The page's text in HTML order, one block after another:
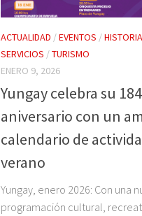
ACTUALIDAD /EVENTOS /HISTORIA
SERVICIOS /TURISMO
ENERO 9, 2026
Yungay celebra su
aniversario con un
calendario de
verano
Yungay, enero 2026: Con una
programación cultural,